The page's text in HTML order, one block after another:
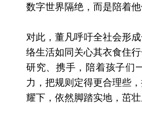
数字世界隔绝，而是陪着
对此，董凡呼吁全社会形
络生活如同关心其衣食住
研究、携手，陪着孩子们
力，把规则定得更合理些
耀下，依然脚踏实地，茁壮